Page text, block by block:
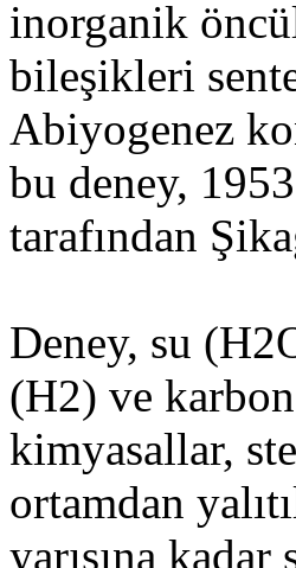
inorganik
bileşikleri
Abiyogenez
bu deney,
tarafından
Deney, su
(H2) ve
kimyasallar,
ortamdan
yarısına